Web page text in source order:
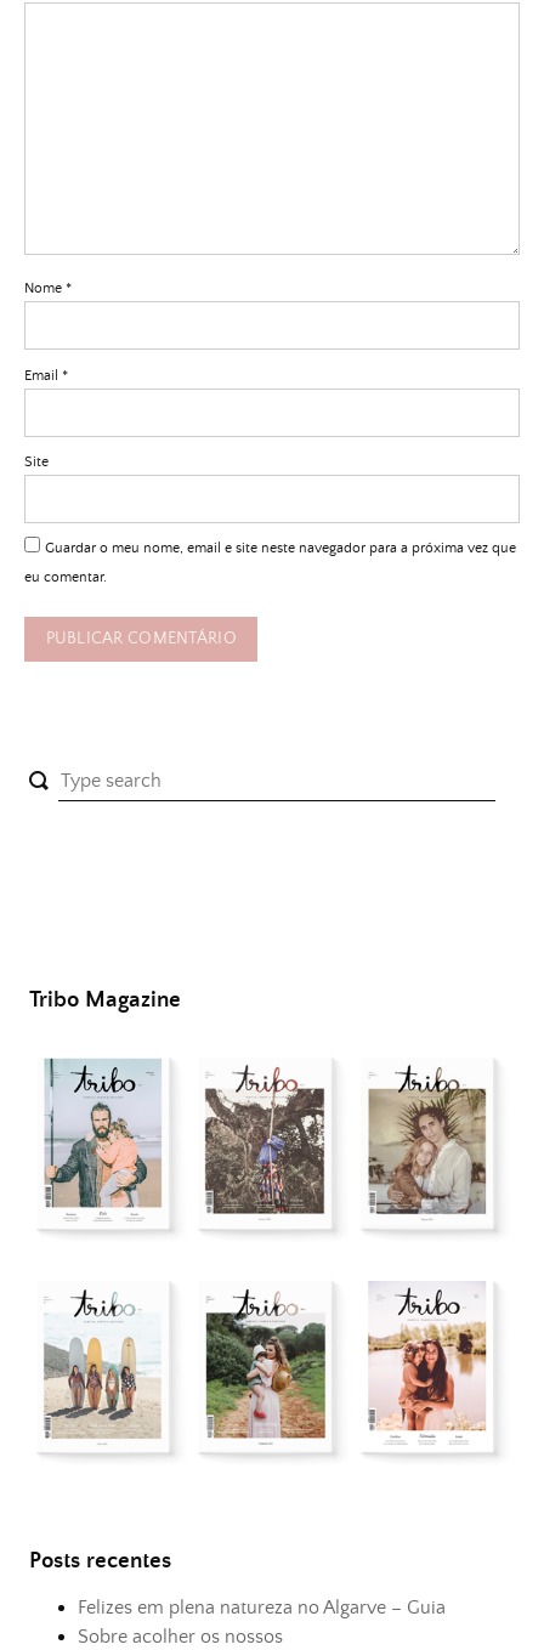
Nome *
Email *
Site
Guardar o meu nome, email e site neste navegador para a próxima vez que
eu comentar.
Tribo Magazine
Posts recentes
Felizes em plena natureza no Algarve – Guia
Sobre acolher os nossos